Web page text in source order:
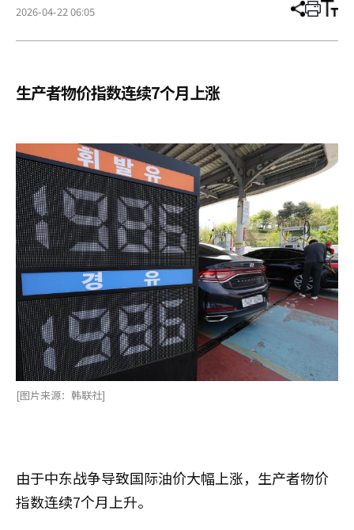
2026-04-22 06:05 分
章
打 调
小
生产者物价指数连续7个月上涨
[图片来源：韩联社]
由于中东战争导致国际油价大幅上涨，生产者物价
指数连续7个月上升。